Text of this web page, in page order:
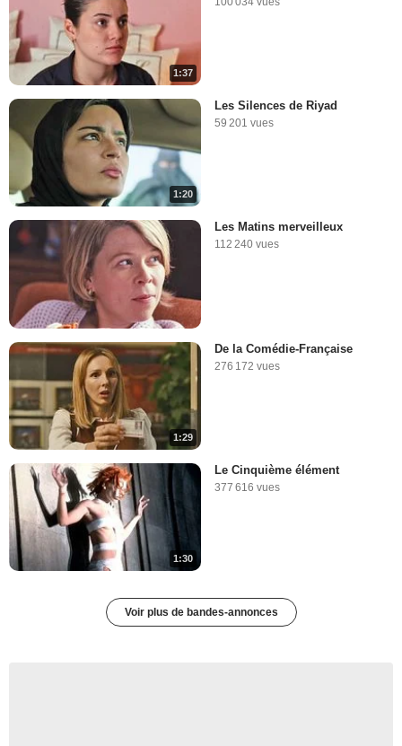
1:37
1:20
Les Silences de Riyad
59 201 vues
Les Matins merveilleux
112 240 vues
1:29
De la Comédie-Française
276 172 vues
1:30
Le Cinquième élément
377 616 vues
Voir plus de bandes-annonces